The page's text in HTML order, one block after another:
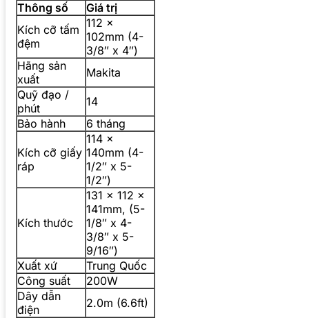
Thông số
Giá trị
Kích cỡ tấm
đệm
112 x
102mm (4-
3/8″ x 4″)
Hãng sản
xuất
Makita
Quỹ đạo /
phút
14
Bảo hành
6 tháng
Kích cỡ giấy
ráp
114 x
140mm (4-
1/2″ x 5-
1/2″)
Kích thước
131 x 112 x
141mm, (5-
1/8″ x 4-
3/8″ x 5-
9/16″)
Xuất xứ
Trung Quốc
Công suất
200W
Dây dẫn
điện
2.0m (6.6ft)